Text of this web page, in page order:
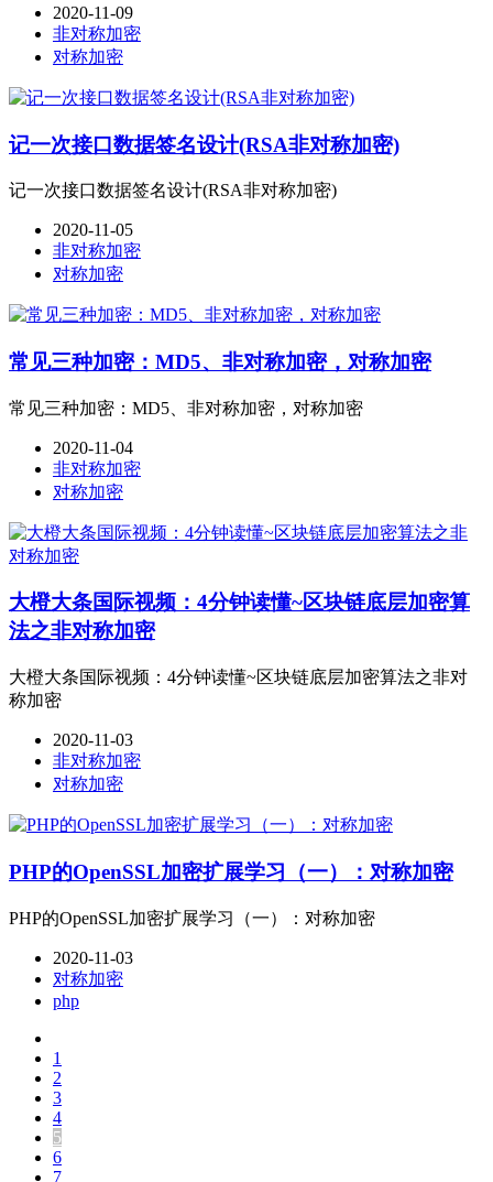
2020-11-09
非对称加密
对称加密
记一次接口数据签名设计(RSA非对称加密)
记一次接口数据签名设计(RSA非对称加密)
2020-11-05
非对称加密
对称加密
常见三种加密：MD5、非对称加密，对称加密
常见三种加密：MD5、非对称加密，对称加密
2020-11-04
非对称加密
对称加密
大橙大条国际视频：4分钟读懂~区块链底层加密算
法之非对称加密
大橙大条国际视频：4分钟读懂~区块链底层加密算法之非对
称加密
2020-11-03
非对称加密
对称加密
PHP的OpenSSL加密扩展学习（一）：对称加密
PHP的OpenSSL加密扩展学习（一）：对称加密
2020-11-03
对称加密
php
1
2
3
4
5
6
7